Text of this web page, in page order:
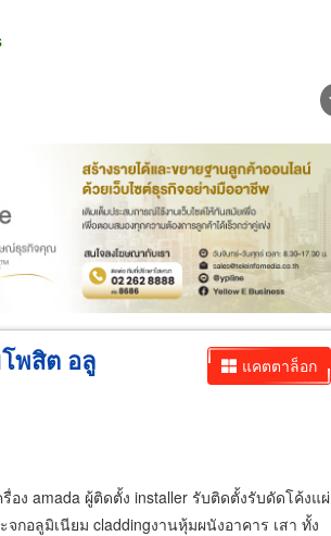
นำเข้า ธุรกิจบริการ
แคตตาล็อก
พสิต อลู
อง amada ผู้ติดตั้ง installer รับติดตั้งรับดัดโค้งแผ่
อลูมิเนียม claddingงานหุ้มผนังอาคาร เสา ทั้ง